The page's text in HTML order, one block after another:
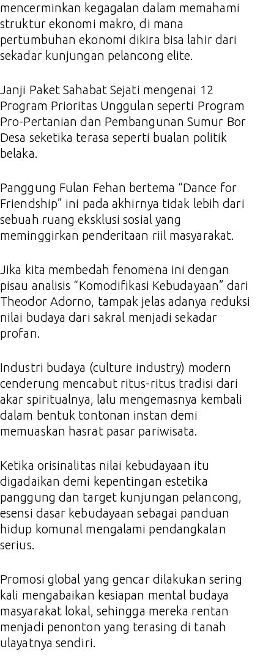
mencerminkan kegagalan dalam memahami
struktur ekonomi makro, di mana
pertumbuhan ekonomi dikira bisa lahir dari
sekadar kunjungan pelancong elite.
Janji Paket Sahabat Sejati mengenai 12
Program Prioritas Unggulan seperti Program
Pro-Pertanian dan Pembangunan Sumur Bor
Desa seketika terasa seperti bualan politik
belaka.
Panggung Fulan Fehan bertema “Dance for
Friendship” ini pada akhirnya tidak lebih dari
sebuah ruang eksklusi sosial yang
meminggirkan penderitaan riil masyarakat.
Jika kita membedah fenomena ini dengan
pisau analisis “Komodifikasi Kebudayaan” dari
Theodor Adorno, tampak jelas adanya reduksi
nilai budaya dari sakral menjadi sekadar
profan.
Industri budaya (culture industry) modern
cenderung mencabut ritus-ritus tradisi dari
akar spiritualnya, lalu mengemasnya kembali
dalam bentuk tontonan instan demi
memuaskan hasrat pasar pariwisata.
Ketika orisinalitas nilai kebudayaan itu
digadaikan demi kepentingan estetika
panggung dan target kunjungan pelancong,
esensi dasar kebudayaan sebagai panduan
hidup komunal mengalami pendangkalan
serius.
Promosi global yang gencar dilakukan sering
kali mengabaikan kesiapan mental budaya
masyarakat lokal, sehingga mereka rentan
menjadi penonton yang terasing di tanah
ulayatnya sendiri.